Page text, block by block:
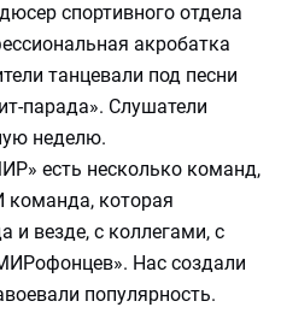
спортивного отдела
акробатка
танцевали под песни
парада». Слушатели
неделю.
есть несколько команд,
команда, которая
и везде, с коллегами, с
Нас создали
популярность.